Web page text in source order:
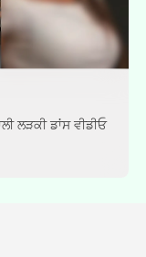
ਲੜਕੀ ਡਾਂਸ ਵੀਡੀਓ